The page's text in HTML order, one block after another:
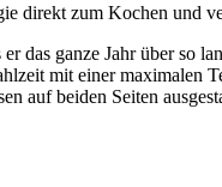
direkt zum Kochen und
das ganze Jahr über so
mit einer maximalen
auf beiden Seiten